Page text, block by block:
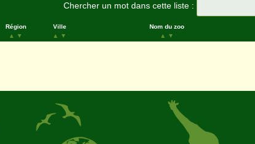
Chercher un mot dans cette liste :
Région
▲
▼
Ville
▲
▼
Nom du zoo
▲
▼